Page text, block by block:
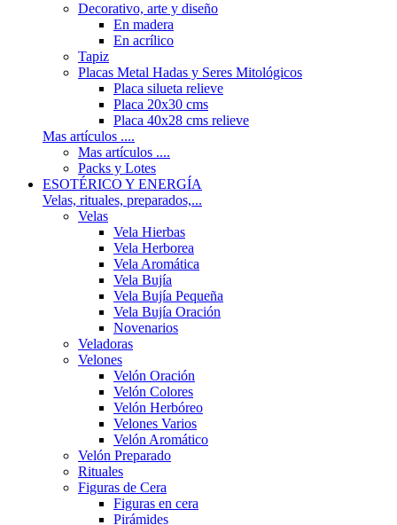
Decorativo, arte y diseño
En madera
En acrílico
Tapiz
Placas Metal Hadas y Seres Mitológicos
Placa silueta relieve
Placa 20x30 cms
Placa 40x28 cms relieve
Mas artículos ....
Mas artículos ....
Packs y Lotes
ESOTÉRICO Y ENERGÍA
Velas, rituales, preparados,...
Velas
Vela Hierbas
Vela Herborea
Vela Aromática
Vela Bujía
Vela Bujía Pequeña
Vela Bujía Oración
Novenarios
Veladoras
Velones
Velón Oración
Velón Colores
Velón Herbóreo
Velones Varios
Velón Aromático
Velón Preparado
Rituales
Figuras de Cera
Figuras en cera
Pirámides